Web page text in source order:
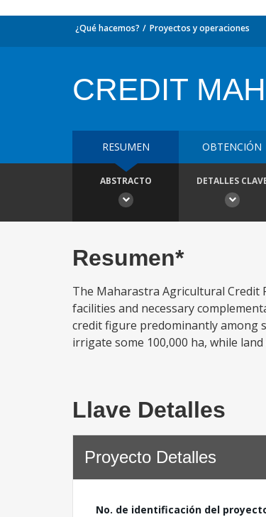
¿Qué hacemos? Proyectos y operaciones
CREDIT
RESUMEN OBTENCIÓN
ABSTRACTO DETALLES
Resumen*
The Maharastra Agricultural
facilities and necessary
credit figure predominantly among
irrigate some 100,000 ha, while
Llave Detalles
Proyecto Detalles
No. de identificación del